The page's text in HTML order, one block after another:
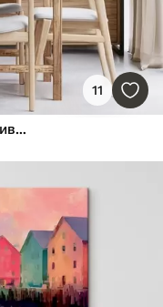
11
Пейзаж міста біля моря, імітація живопису